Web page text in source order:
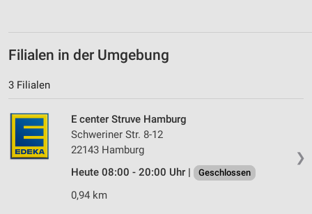
Filialen in der Umgebung
3 Filialen
❯
E center Struve Hamburg
Schweriner Str. 8-12
22143 Hamburg
Heute 08:00 - 20:00 Uhr |
Geschlossen
0,94 km
Messung der Performance von Inhalten
Analyse von Zielgruppen durch Statistiken oder
Quellen
Entwicklung und Verbesserung der Angebote
Verwendung reduzierter Daten zur Auswahl von